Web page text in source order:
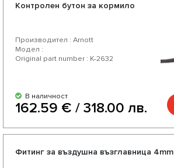
Контролен бутон за кормило
Производител : Arnott
Модел :
Original part number : K-2632
В наличност
162.59 € / 318.00 лв.
Фитинг за въздушна възглавница 4mm